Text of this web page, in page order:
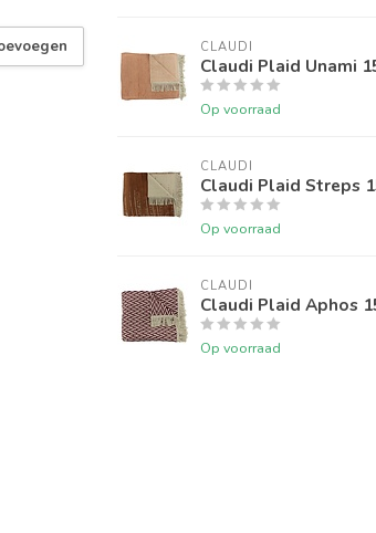
CLAUDI
Claudi Plaid Unami
Op voorraad
CLAUDI
Claudi Plaid Streps
Op voorraad
CLAUDI
Claudi Plaid Aphos
Op voorraad